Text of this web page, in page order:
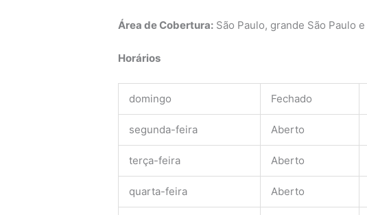
Área de Cobertura: São Paulo, grande São Paulo
Horários
domingo Fechado
segunda-feira Aberto
terça-feira Aberto
quarta-feira Aberto